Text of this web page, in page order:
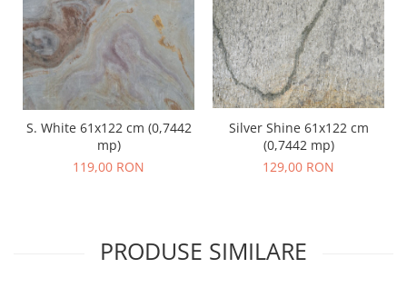
S. White 61x122 cm (0,7442
mp)
119,00 RON
Silver Shine 61x122 cm
(0,7442 mp)
129,00 RON
PRODUSE SIMILARE